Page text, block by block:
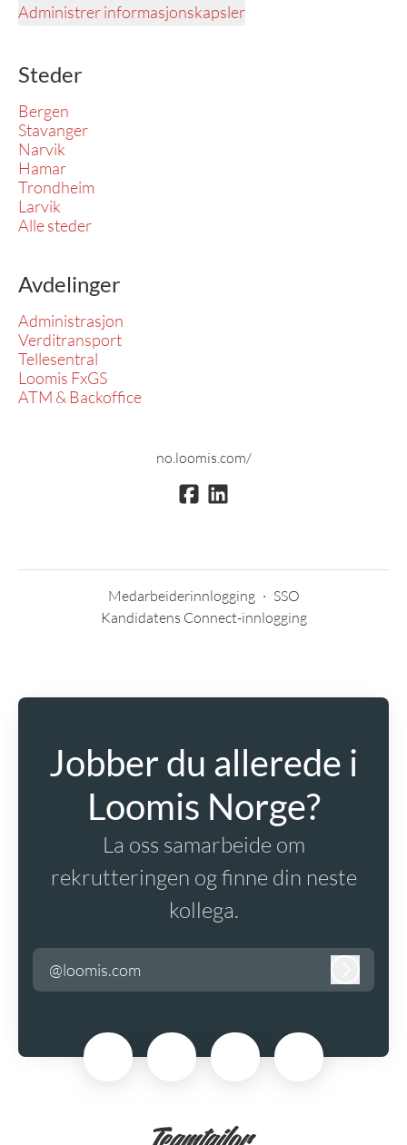
Administrer informasjonskapsler
Steder
Bergen
Stavanger
Narvik
Hamar
Trondheim
Larvik
Alle steder
Avdelinger
Administrasjon
Verditransport
Tellesentral
Loomis FxGS
ATM & Backoffice
no.loomis.com/
Medarbeiderinnlogging · SSO
Kandidatens Connect-innlogging
Jobber du allerede i
Loomis Norge?
La oss samarbeide om
rekrutteringen og finne din neste
kollega.
@loomis.com